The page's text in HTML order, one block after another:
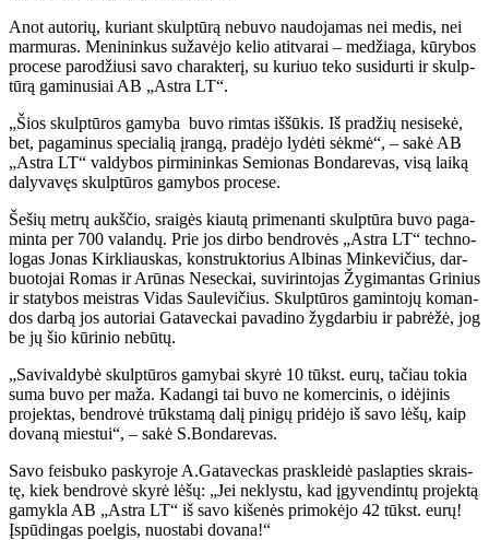
Anot au­to­rių, ku­riant skulp­tū­rą ne­bu­vo nau­do­ja­mas nei me­dis, nei
mar­mu­ras. Me­ni­nin­kus su­ža­vė­jo ke­lio ati­tva­rai – me­džia­ga, kū­ry­bos
pro­ce­se pa­ro­džiu­si sa­vo cha­rak­te­rį, su ku­riuo te­ko su­si­dur­ti ir skulp­
tū­rą ga­mi­nu­siai AB „Ast­ra LT“.
„Šios skulp­tū­ros ga­my­ba bu­vo rim­tas iš­šū­kis. Iš pra­džių ne­si­se­kė,
bet, pa­ga­mi­nus spe­cia­lią įran­gą, pra­dė­jo ly­dė­ti sėk­mė“, – sa­kė AB
„Ast­ra LT“ val­dy­bos pir­mi­nin­kas Se­mio­nas Bon­da­re­vas, vi­są lai­ką
da­ly­va­vęs skulp­tū­ros ga­my­bos pro­ce­se.
Še­šių met­rų aukš­čio, srai­gės kiau­tą pri­me­nan­ti skulp­tū­ra bu­vo pa­ga­
min­ta per 700 va­lan­dų. Prie jos dir­bo ben­dro­vės „Ast­ra LT“ tech­no­
lo­gas Jo­nas Kir­kliaus­kas, kon­struk­to­rius Al­bi­nas Min­ke­vi­čius, dar­
buo­to­jai Ro­mas ir Arū­nas Ne­sec­kai, su­vi­rin­to­jas Žy­gi­man­tas Gri­nius
ir sta­ty­bos meist­ras Vi­das Sau­le­vi­čius. Skulp­tū­ros ga­min­to­jų ko­man­
dos dar­bą jos au­to­riai Ga­ta­vec­kai pa­va­di­no žyg­dar­biu ir pa­brė­žė, jog
be jų šio kū­ri­nio ne­bū­tų.
„Sa­vi­val­dy­bė skulp­tū­ros ga­my­bai sky­rė 10 tūkst. eu­rų, ta­čiau to­kia
su­ma bu­vo per ma­ža. Ka­dan­gi tai bu­vo ne ko­mer­ci­nis, o idė­ji­nis
pro­jek­tas, ben­dro­vė trūks­ta­mą da­lį pi­ni­gų pri­dė­jo iš sa­vo lė­šų, kaip
do­va­ną mies­tui“, – sa­kė S.Bon­da­re­vas.
Sa­vo feis­bu­ko pa­sky­ro­je A.Ga­ta­vec­kas pra­sklei­dė pa­slap­ties skrais­
tę, kiek ben­dro­vė sky­rė lė­šų: „Jei ne­klys­tu, kad įgy­ven­din­tų pro­jek­tą
ga­myk­la AB „Ast­ra LT“ iš sa­vo ki­še­nės pri­mo­kė­jo 42 tūkst. eu­rų!
Įspū­din­gas po­el­gis, nuo­sta­bi do­va­na!“